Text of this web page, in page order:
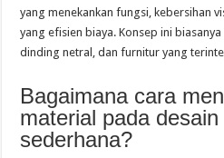
yang menekankan fungsi, kebersihan
yang efisien biaya. Konsep ini
dinding netral, dan furnitur yang
Bagaimana cara
material pada
sederhana?